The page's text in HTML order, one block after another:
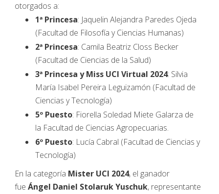
otorgados a:
1ª Princesa: Jaquelin Alejandra Paredes Ojeda
(Facultad de Filosofía y Ciencias Humanas)
2ª Princesa: Camila Beatriz Closs Becker
(Facultad de Ciencias de la Salud)
3ª Princesa y Miss UCI Virtual 2024: Silvia
María Isabel Pereira Leguizamón (Facultad de
Ciencias y Tecnología)
5º Puesto: Fiorella Soledad Miete Galarza de
la Facultad de Ciencias Agropecuarias.
6º Puesto: Lucía Cabral (Facultad de Ciencias y
Tecnología)
En la categoría Mister UCI 2024, el ganador
fue Ángel Daniel Stolaruk Yuschuk, representante